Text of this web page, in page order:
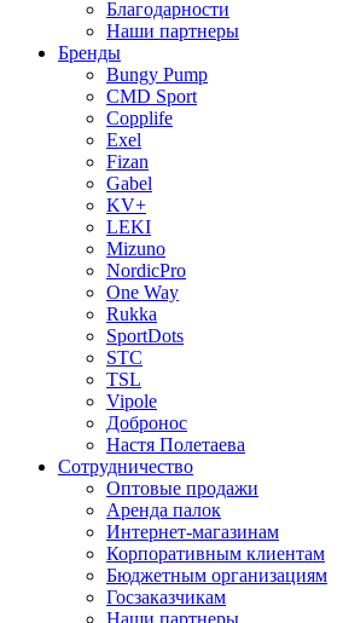
Благодарности
Наши партнеры
Бренды
Bungy Pump
CMD Sport
Copplife
Exel
Fizan
Gabel
KV+
LEKI
Mizuno
NordicPro
One Way
Rukka
SportDots
STC
TSL
Vipole
Добронос
Настя Полетаева
Сотрудничество
Оптовые продажи
Аренда палок
Интернет-магазинам
Корпоративным клиентам
Бюджетным организациям
Госзаказчикам
Наши партнеры